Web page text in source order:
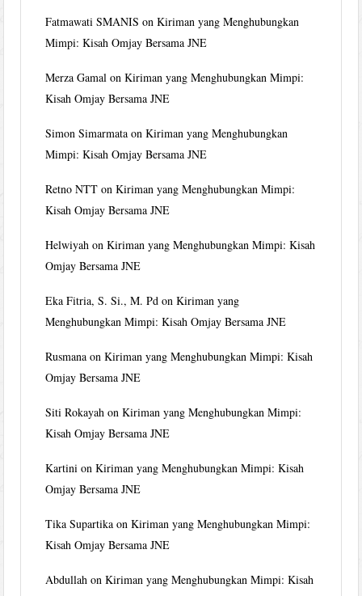
Fatmawati SMANIS onKiriman yang Menghubungkan
Mimpi: Kisah Omjay Bersama JNE
Merza Gamal onKiriman yang Menghubungkan Mimpi:
Kisah Omjay Bersama JNE
Simon Simarmata onKiriman yang Menghubungkan
Mimpi: Kisah Omjay Bersama JNE
Retno NTT onKiriman yang Menghubungkan Mimpi:
Kisah Omjay Bersama JNE
Helwiyah onKiriman yang Menghubungkan Mimpi: Kisah
Omjay Bersama JNE
Eka Fitria, S. Si., M. Pd onKiriman yang
Menghubungkan Mimpi: Kisah Omjay Bersama JNE
Rusmana onKiriman yang Menghubungkan Mimpi: Kisah
Omjay Bersama JNE
Siti Rokayah onKiriman yang Menghubungkan Mimpi:
Kisah Omjay Bersama JNE
Kartini onKiriman yang Menghubungkan Mimpi: Kisah
Omjay Bersama JNE
Tika Supartika onKiriman yang Menghubungkan Mimpi:
Kisah Omjay Bersama JNE
Abdullah onKiriman yang Menghubungkan Mimpi: Kisah